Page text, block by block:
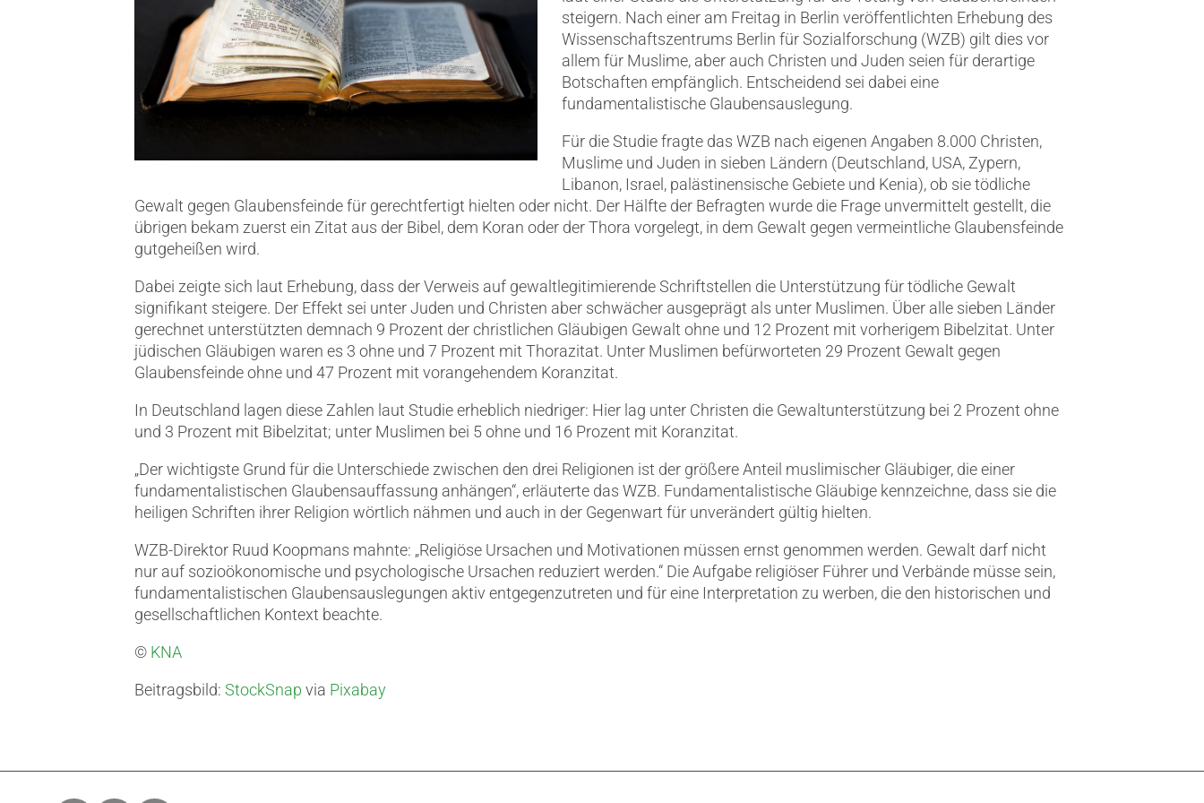
steigern. Nach einer am Freitag in Berlin veröffentlichten Erhebung des
Wissenschaftszentrums Berlin für Sozialforschung (WZB) gilt dies vor
allem für Muslime, aber auch Christen und Juden seien für derartige
Botschaften empfänglich. Entscheidend sei dabei eine
fundamentalistische Glaubensauslegung.
Für die Studie fragte das WZB nach eigenen Angaben 8.000 Christen,
Muslime und Juden in sieben Ländern (Deutschland, USA, Zypern,
Libanon, Israel, palästinensische Gebiete und Kenia), ob sie tödliche
Gewalt gegen Glaubensfeinde für gerechtfertigt hielten oder nicht. Der Hälfte der Befragten wurde die Frage unvermittelt gestellt, die
übrigen bekam zuerst ein Zitat aus der Bibel, dem Koran oder der Thora vorgelegt, in dem Gewalt gegen vermeintliche Glaubensfeinde
gutgeheißen wird.
Dabei zeigte sich laut Erhebung, dass der Verweis auf gewaltlegitimierende Schriftstellen die Unterstützung für tödliche Gewalt
signifikant steigere. Der Effekt sei unter Juden und Christen aber schwächer ausgeprägt als unter Muslimen. Über alle sieben Länder
gerechnet unterstützten demnach 9 Prozent der christlichen Gläubigen Gewalt ohne und 12 Prozent mit vorherigem Bibelzitat. Unter
jüdischen Gläubigen waren es 3 ohne und 7 Prozent mit Thorazitat. Unter Muslimen befürworteten 29 Prozent Gewalt gegen
Glaubensfeinde ohne und 47 Prozent mit vorangehendem Koranzitat.
In Deutschland lagen diese Zahlen laut Studie erheblich niedriger: Hier lag unter Christen die Gewaltunterstützung bei 2 Prozent ohne
und 3 Prozent mit Bibelzitat; unter Muslimen bei 5 ohne und 16 Prozent mit Koranzitat.
„Der wichtigste Grund für die Unterschiede zwischen den drei Religionen ist der größere Anteil muslimischer Gläubiger, die einer
fundamentalistischen Glaubensauffassung anhängen“, erläuterte das WZB. Fundamentalistische Gläubige kennzeichne, dass sie die
heiligen Schriften ihrer Religion wörtlich nähmen und auch in der Gegenwart für unverändert gültig hielten.
WZB-Direktor Ruud Koopmans mahnte: „Religiöse Ursachen und Motivationen müssen ernst genommen werden. Gewalt darf nicht
nur auf sozioökonomische und psychologische Ursachen reduziert werden.“ Die Aufgabe religiöser Führer und Verbände müsse sein,
fundamentalistischen Glaubensauslegungen aktiv entgegenzutreten und für eine Interpretation zu werben, die den historischen und
gesellschaftlichen Kontext beachte.
© KNA
Beitragsbild: StockSnap via Pixabay